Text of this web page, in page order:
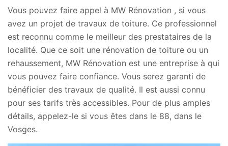
Vous pouvez faire appel à MW Rénovation , si vous
avez un projet de travaux de toiture. Ce professionnel
est reconnu comme le meilleur des prestataires de la
localité. Que ce soit une rénovation de toiture ou un
rehaussement, MW Rénovation est une entreprise à qui
vous pouvez faire confiance. Vous serez garanti de
bénéficier des travaux de qualité. Il est aussi connu
pour ses tarifs très accessibles. Pour de plus amples
détails, appelez-le si vous êtes dans le 88, dans le
Vosges.